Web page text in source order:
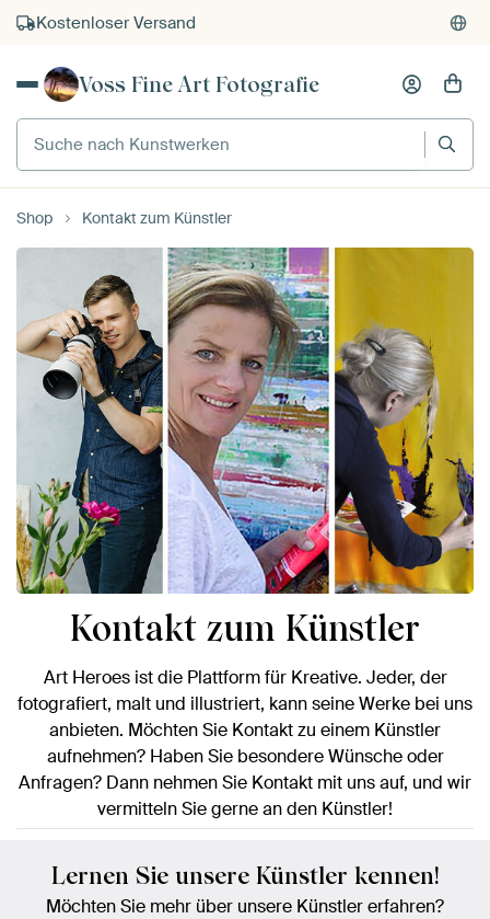
Kostenloser Versand
Kauf auf Rechnung
Voss Fine Art Fotografie
Suche nach Kunstwerken
Shop Kontakt zum Künstler
Kontakt zum Künstler
Art Heroes ist die Plattform für Kreative. Jeder, der
fotografiert, malt und illustriert, kann seine Werke bei uns
anbieten. Möchten Sie Kontakt zu einem Künstler
aufnehmen? Haben Sie besondere Wünsche oder
Anfragen? Dann nehmen Sie Kontakt mit uns auf, und wir
vermitteln Sie gerne an den Künstler!
Lernen Sie unsere Künstler kennen!
Möchten Sie mehr über unsere Künstler erfahren?